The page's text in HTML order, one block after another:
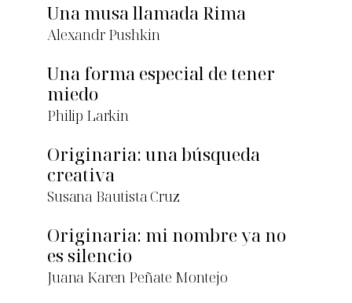
Una musa llamada Rima
Alexandr Pushkin
Una forma especial de tener
miedo
Philip Larkin
Originaria: una búsqueda
creativa
Susana Bautista Cruz
Originaria: mi nombre ya no
es silencio
Juana Karen Peñate Montejo